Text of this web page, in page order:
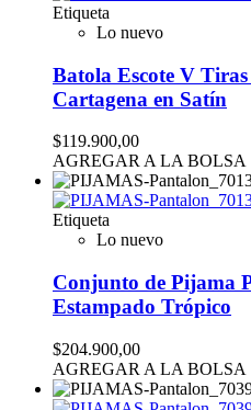
Etiqueta
Lo nuevo
Batola Escote V
Cartagena en Satín
$119.900,00
AGREGAR A LA BOLSA
Etiqueta
Lo nuevo
Conjunto de Pijama
Estampado Trópico
$204.900,00
AGREGAR A LA BOLSA